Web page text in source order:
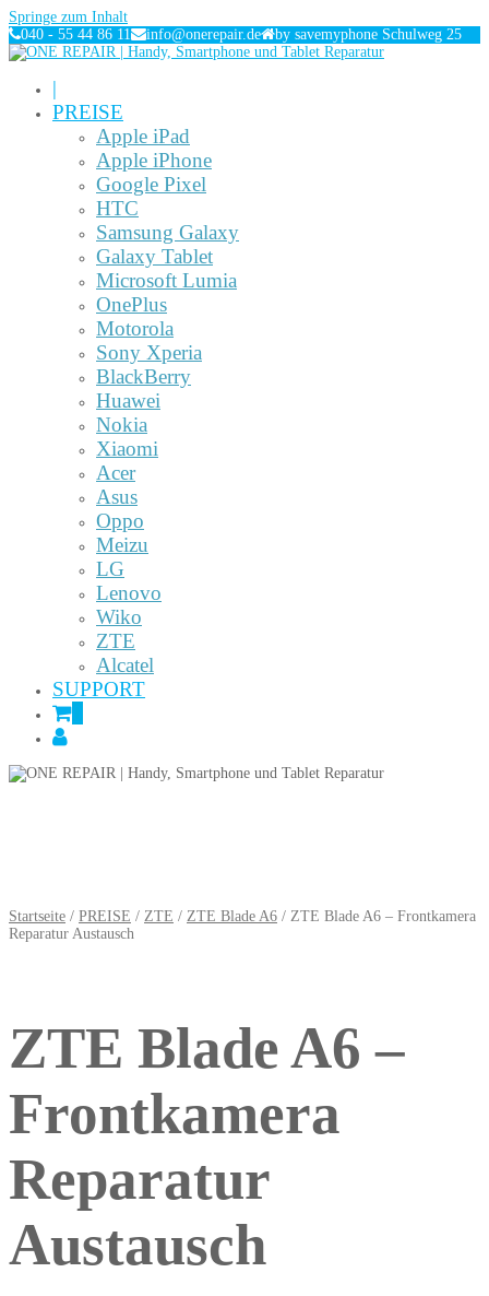
Springe zum Inhalt
040 - 55 44 86 11
info@onerepair.de by savemyphone Schulweg 25
|
PREISE
Apple iPad
Apple iPhone
Google Pixel
HTC
Samsung Galaxy
Galaxy Tablet
Microsoft Lumia
OnePlus
Motorola
Sony Xperia
BlackBerry
Huawei
Nokia
Xiaomi
Acer
Asus
Oppo
Meizu
LG
Lenovo
Wiko
ZTE
Alcatel
SUPPORT
Startseite / PREISE / ZTE / ZTE Blade A6 / ZTE Blade A6 – Frontkamera
Reparatur Austausch
ZTE Blade A6 –
Frontkamera
Reparatur
Austausch